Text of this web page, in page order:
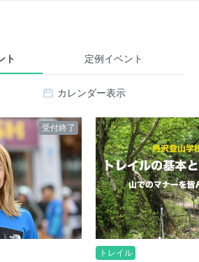
ト 定例イベント
カレンダー表示
受付終了
トレイル